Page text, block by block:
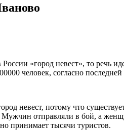
«город невест», то речь
человек, согласно
невест, потому что
отправляли в бой, а
принимает тысячи туристов.